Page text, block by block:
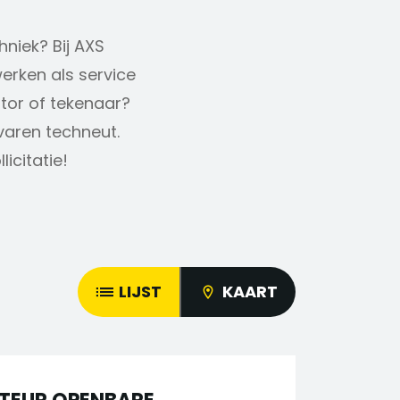
Bij AXS
als service
of tekenaar?
techneut.
LIJST KAART